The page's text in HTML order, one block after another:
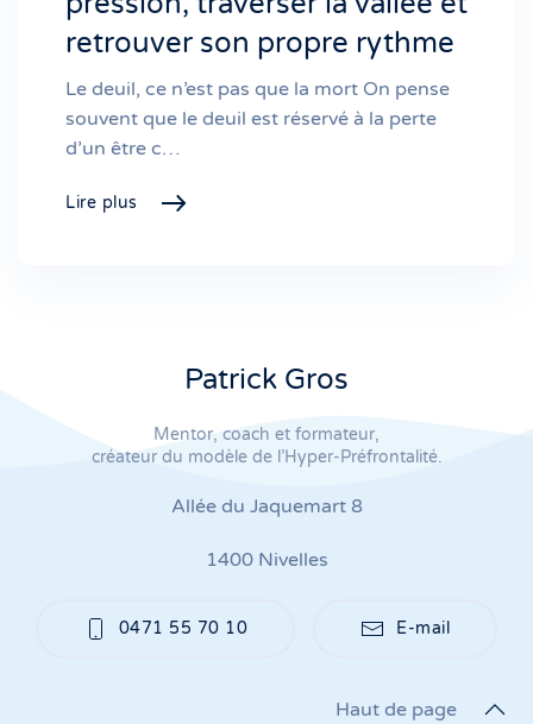
retrouver son propre rythme
Le deuil, ce n’est pas que la mort On pense
souvent que le deuil est réservé à la perte
d’un être c…
Lire plus
Patrick Gros
Mentor, coach et formateur,
créateur du modèle de l’Hyper-Préfrontalité.
Allée du Jaquemart 8
1400 Nivelles
0471 55 70 10 E-mail
Haut de page